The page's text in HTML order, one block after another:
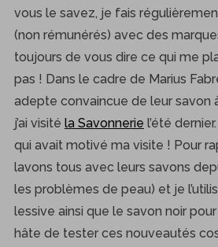
vous le savez, je fais
(non rémunérés) avec des
toujours de vous dire ce qui me
pas ! Dans le cadre de Marius
adepte convaincue de leur savon à
j’ai visité la Savonnerie l’été
qui avait motivé ma visite ! Pour
lavons tous avec leurs savons
les problèmes de peau) et je
lessive ainsi que le savon noir pour
hâte de tester ces nouveautés
S
a
r
c
h
o
r
: